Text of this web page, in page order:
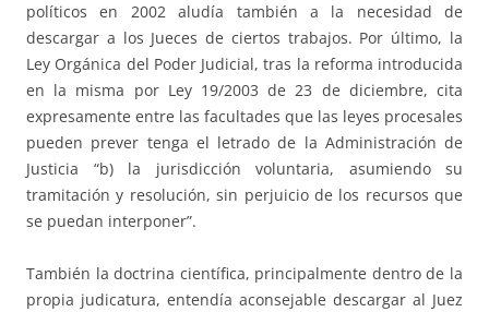
políticos en 2002 aludía también a la necesidad de
descargar a los Jueces de ciertos trabajos. Por último, la
Ley Orgánica del Poder Judicial, tras la reforma introducida
en la misma por Ley 19/2003 de 23 de diciembre, cita
expresamente entre las facultades que las leyes procesales
pueden prever tenga el letrado de la Administración de
Justicia “b) la jurisdicción voluntaria, asumiendo su
tramitación y resolución, sin perjuicio de los recursos que
se puedan interponer”.
También la doctrina científica, principalmente dentro de la
propia judicatura, entendía aconsejable descargar al Juez